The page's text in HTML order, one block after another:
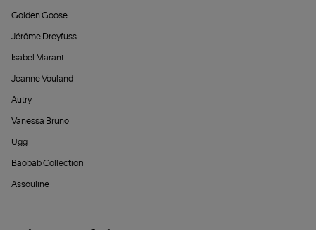
Golden Goose
Jérôme Dreyfuss
Isabel Marant
Jeanne Vouland
Autry
Vanessa Bruno
Ugg
Baobab Collection
Assouline